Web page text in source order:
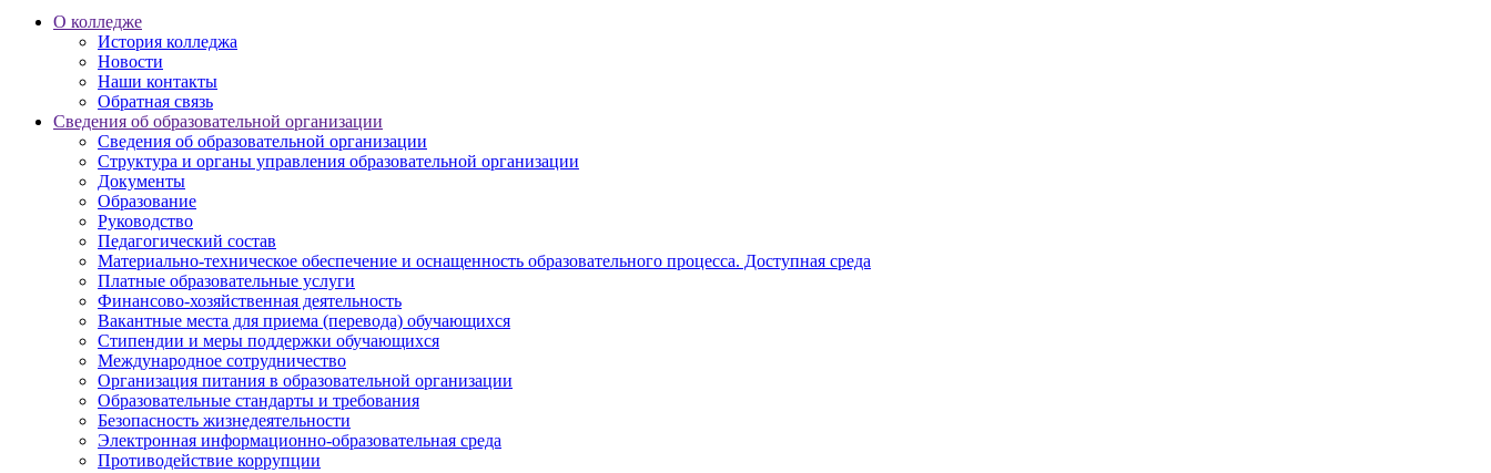
О колледже
История колледжа
Новости
Наши контакты
Обратная связь
Сведения об образовательной организации
Сведения об образовательной организации
Структура и органы управления образовательной организации
Документы
Образование
Руководство
Педагогический состав
Материально-техническое обеспечение и оснащенность образовательного процесса. Доступная среда
Платные образовательные услуги
Финансово-хозяйственная деятельность
Вакантные места для приема (перевода) обучающихся
Стипендии и меры поддержки обучающихся
Международное сотрудничество
Организация питания в образовательной организации
Образовательные стандарты и требования
Безопасность жизнедеятельности
Электронная информационно-образовательная среда
Противодействие коррупции